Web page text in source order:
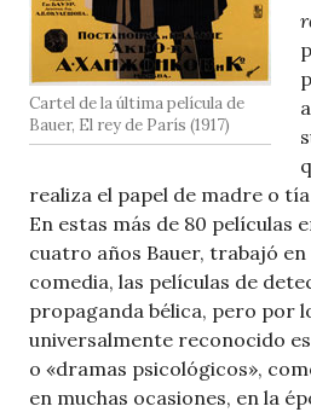
Cartel de la última película de
Bauer, El rey de París (1917)
realiza el papel de madre o
En estas más de 80 películas
cuatro años Bauer, trabajó
comedia, las películas de
propaganda bélica, pero por
universalmente reconocido
o «dramas psicológicos»,
en muchas ocasiones, en la